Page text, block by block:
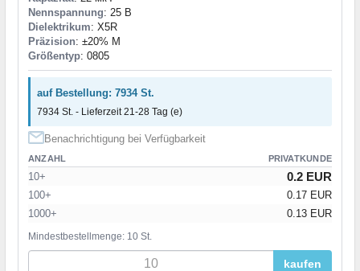
Nennspannung: 25 В
Dielektrikum: X5R
Präzision: ±20% M
Größentyp: 0805
auf Bestellung: 7934 St.
7934 St. - Lieferzeit 21-28 Tag (e)
Benachrichtigung bei Verfügbarkeit
ANZAHL PRIVATKUNDE
10+ 0.2 EUR
100+
0.17 EUR
1000+
0.13 EUR
Mindestbestellmenge: 10 St.
kaufen